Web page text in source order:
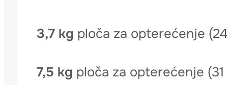
3,7 kg ploča za opterećenje
7,5 kg ploča za opterećenje (31